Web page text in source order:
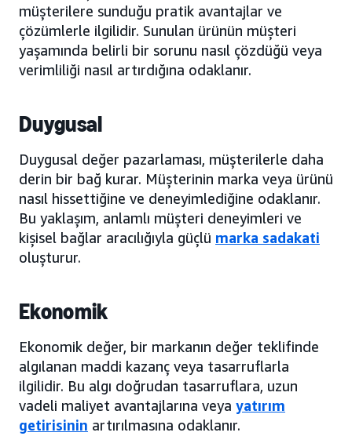
müşterilere sunduğu pratik avantajlar ve
çözümlerle ilgilidir. Sunulan ürünün müşteri
yaşamında belirli bir sorunu nasıl çözdüğü veya
verimliliği nasıl artırdığına odaklanır.
Duygusal
Duygusal değer pazarlaması, müşterilerle daha
derin bir bağ kurar. Müşterinin marka veya ürünü
nasıl hissettiğine ve deneyimlediğine odaklanır.
Bu yaklaşım, anlamlı müşteri deneyimleri ve
kişisel bağlar aracılığıyla güçlü marka sadakati
oluşturur.
Ekonomik
Ekonomik değer, bir markanın değer teklifinde
algılanan maddi kazanç veya tasarruflarla
ilgilidir. Bu algı doğrudan tasarruflara, uzun
vadeli maliyet avantajlarına veya yatırım
getirisinin artırılmasına odaklanır.